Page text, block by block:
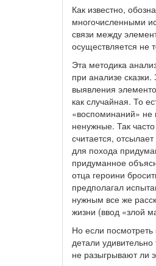
Как известно,
многочисленными
связи между
осуществляется не
Эта методика
при анализе
выявления
как случайная. То
«воспоминаний»
ненужные. Так
считается,
для похода
придуманное
отца героини
предполагал
нужным все же
жизни (ввод «злой
Но если посмотреть
детали
не разыгрывают ли